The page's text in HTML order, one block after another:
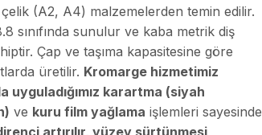
(A2, A4) malzemelerden temin edilir.
sınıfında sunulur ve kaba metrik diş
Çap ve taşıma kapasitesine göre
üretilir. Kromarge hizmetimiz
uyguladığımız karartma (siyah
ve kuru film yağlama işlemleri sayesinde
artırılır, yüzey sürtünmesi